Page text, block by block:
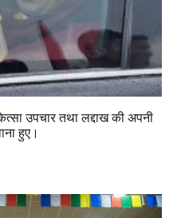
उपचार तथा लद्दाख की अपनी
हुए।